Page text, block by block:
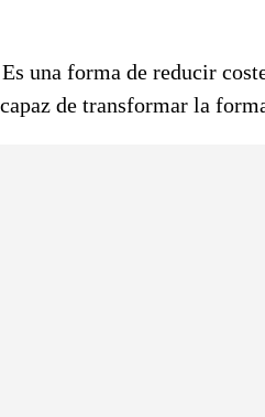
una forma de reducir
de transformar la